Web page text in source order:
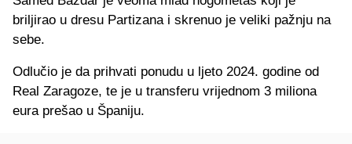
briljirao u dresu Partizana i skrenuo je veliki pažnju na
sebe.
Odlučio je da prihvati ponudu u ljeto 2024. godine od
Real Zaragoze, te je u transferu vrijednom 3 miliona
eura prešao u Španiju.